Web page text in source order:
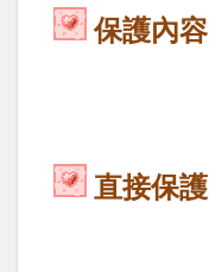
保護內容
直接保護